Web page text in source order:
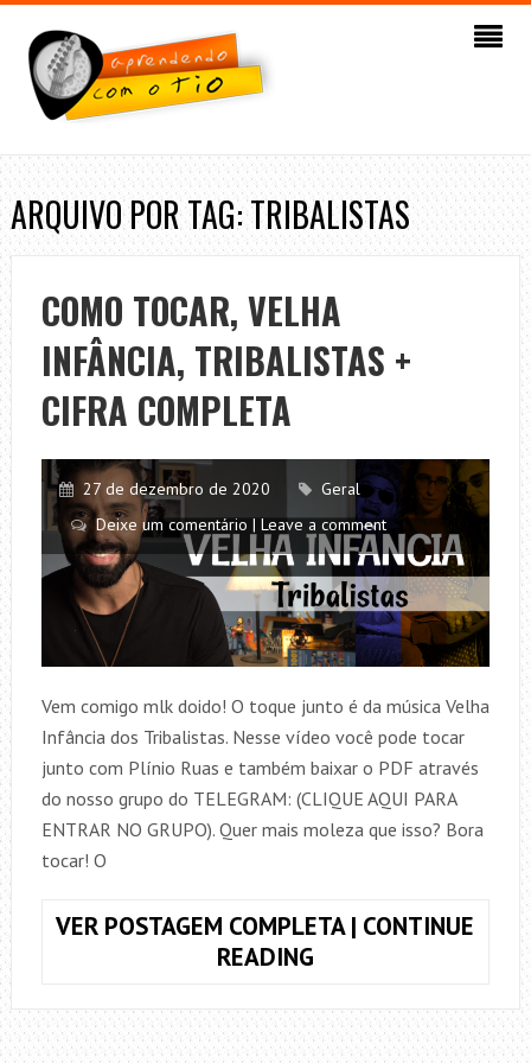
ARQUIVO POR TAG: TRIBALISTAS
COMO TOCAR, VELHA
INFÂNCIA, TRIBALISTAS +
CIFRA COMPLETA
27 de dezembro de 2020
Geral
Deixe um comentário | Leave a comment
Vem comigo mlk doido! O toque junto é da música Velha
Infância dos Tribalistas. Nesse vídeo você pode tocar
junto com Plínio Ruas e também baixar o PDF através
do nosso grupo do TELEGRAM: (CLIQUE AQUI PARA
ENTRAR NO GRUPO). Quer mais moleza que isso? Bora
tocar! O
VER POSTAGEM COMPLETA | CONTINUE
READINGCOMO
VELHA
INFÂNCIA,